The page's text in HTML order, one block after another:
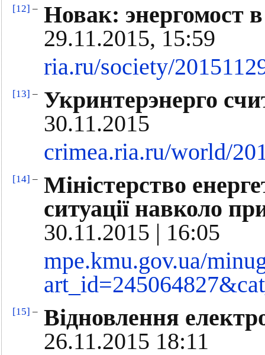
[12] – Новак: энергомост
29.11.2015, 15:59
ria.ru/society/
[13] – Укринтерэнерго
30.11.2015
crimea.ria.ru/world/
[14] – Міністерство
ситуації навколо
30.11.2015 | 16:05
mpe.kmu.gov.ua/
[15] – Відновлення
26.11.2015 18:11